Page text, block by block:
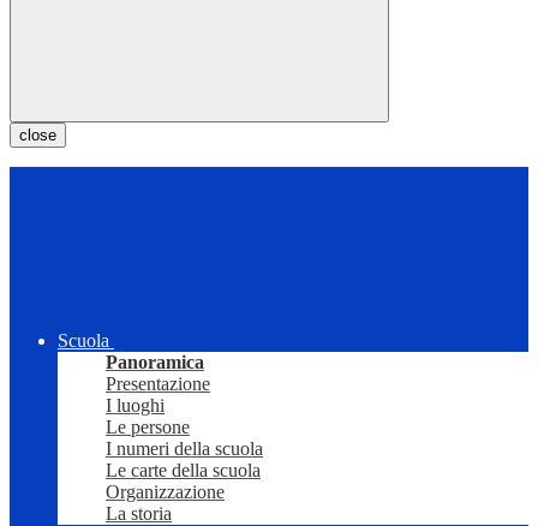
close
Scuola
Panoramica
Presentazione
I luoghi
Le persone
I numeri della scuola
Le carte della scuola
Organizzazione
La storia